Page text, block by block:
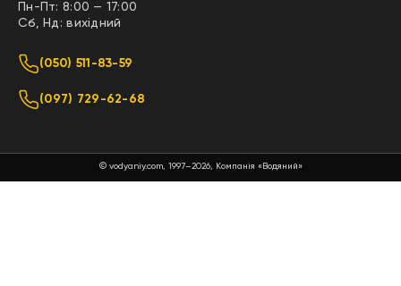
Пн-Пт: 8:00 — 17:00
Сб, Нд: вихідний
(050) 511-83-59
(097) 729-62-68
© vodyaniy.com, 1997–2026, Компанія «Водяний»